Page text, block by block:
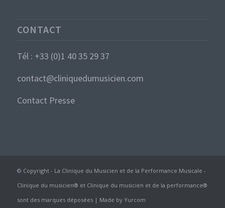
CONTACT
Tél : +33 (0)1 40 35 29 37
contact@cliniquedumusicien.com
Contact Presse
© Copyright - La Clinique du Musicien et de la Performance Musicale -
Clinique du musicien® et Clinique du musicien et de la performance®
sont des marques déposées | Made by Yurcom